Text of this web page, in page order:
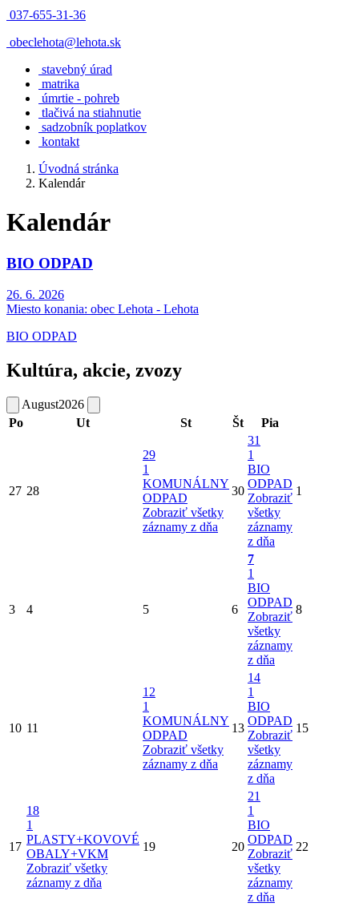
037-655-31-36
obeclehota@lehota.sk
stavebný úrad
matrika
úmrtie - pohreb
tlačivá na stiahnutie
sadzobník poplatkov
kontakt
Úvodná stránka
Kalendár
Kalendár
BIO ODPAD
26. 6. 2026
Miesto konania: obec Lehota - Lehota
BIO ODPAD
Kultúra, akcie, zvozy
August2026
Po
Ut St Št Pia
27 28
29
1
KOMUNÁLNY
ODPAD
Zobraziť všetky
záznamy z dňa
30
31
1
BIO
ODPAD
Zobraziť
všetky
záznamy
z dňa
1
3 4 5 6
7
1
BIO
ODPAD
Zobraziť
všetky
záznamy
z dňa
8
10 11
12
1
KOMUNÁLNY
ODPAD
Zobraziť všetky
záznamy z dňa
13
14
1
BIO
ODPAD
Zobraziť
všetky
záznamy
z dňa
15
17
18
1
PLASTY+KOVOVÉ
OBALY+VKM
Zobraziť všetky
záznamy z dňa
19 20
21
1
BIO
ODPAD
Zobraziť
všetky
záznamy
z dňa
22